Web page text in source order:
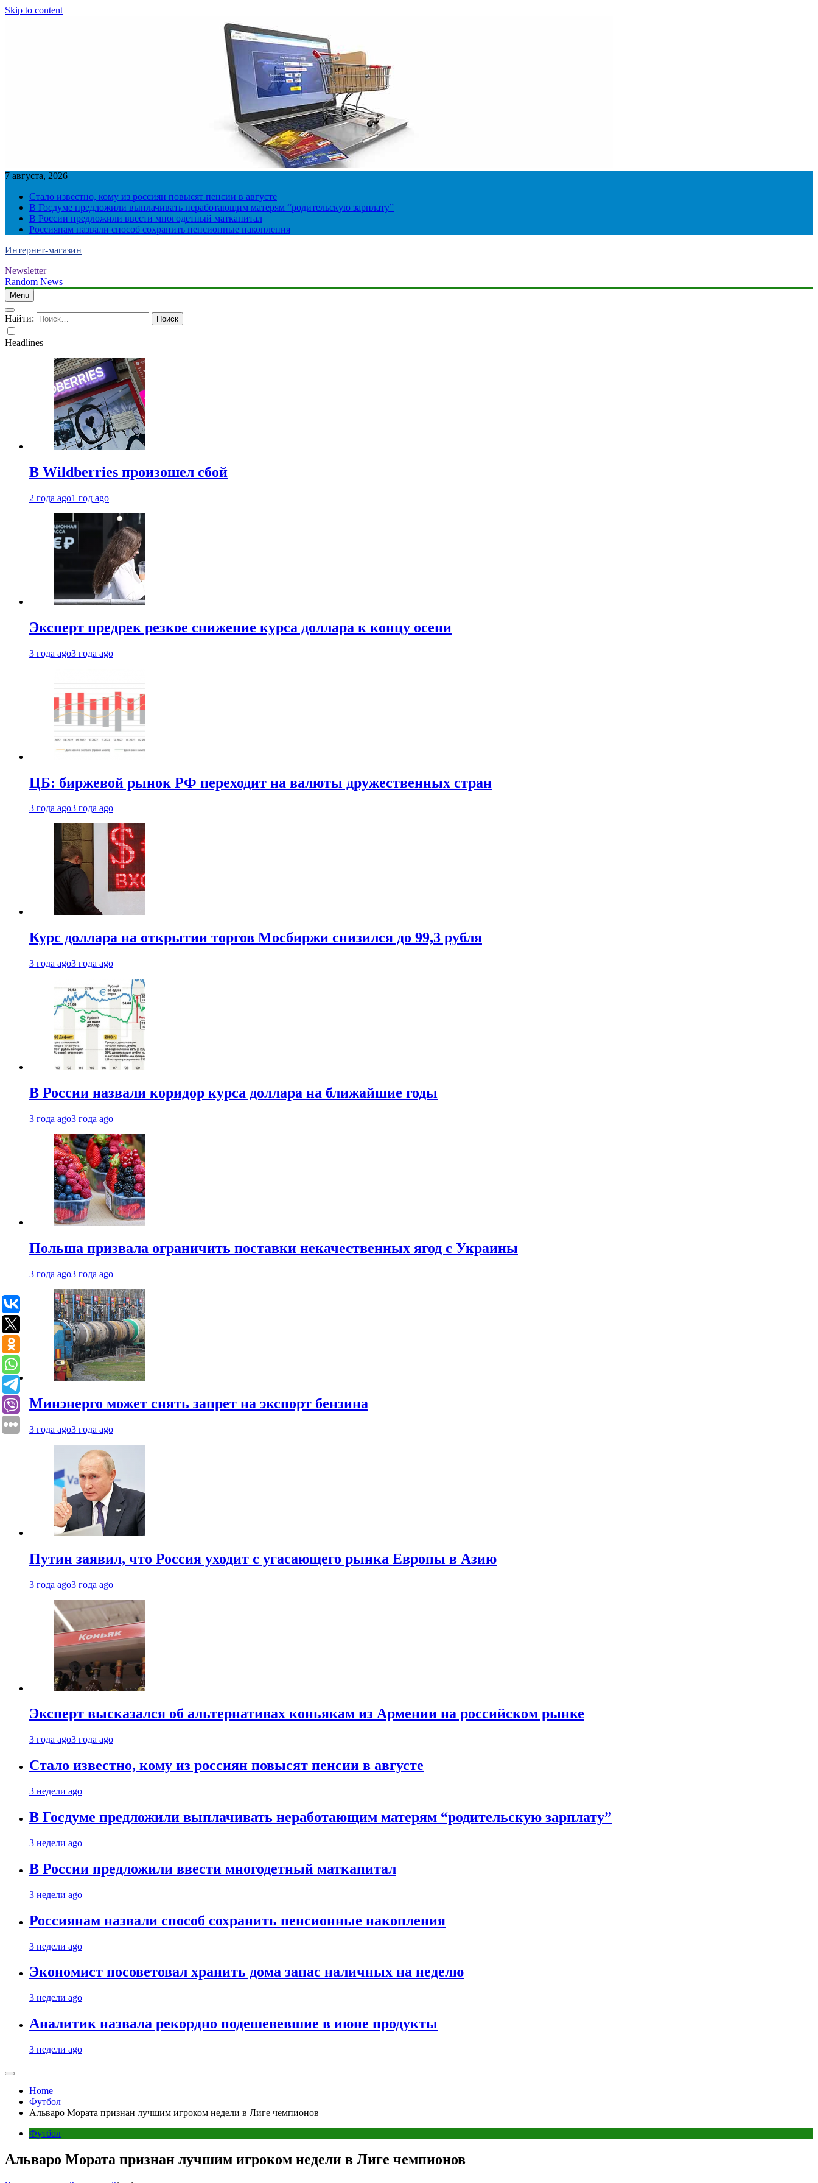
Skip to content
7 августа, 2026
Стало известно, кому из россиян повысят пенсии в августе
В Госдуме предложили выплачивать неработающим матерям “родительскую зарплату”
В России предложили ввести многодетный маткапитал
Россиянам назвали способ сохранить пенсионные накопления
Интернет-магазин
Newsletter
Random News
Menu
Найти:
Headlines
В Wildberries произошел сбой
2 года ago1 год ago
Эксперт предрек резкое снижение курса доллара к концу осени
3 года ago3 года ago
ЦБ: биржевой рынок РФ переходит на валюты дружественных стран
3 года ago3 года ago
Курс доллара на открытии торгов Мосбиржи снизился до 99,3 рубля
3 года ago3 года ago
В России назвали коридор курса доллара на ближайшие годы
3 года ago3 года ago
Польша призвала ограничить поставки некачественных ягод с Украины
3 года ago3 года ago
Минэнерго может снять запрет на экспорт бензина
3 года ago3 года ago
Путин заявил, что Россия уходит с угасающего рынка Европы в Азию
3 года ago3 года ago
Эксперт высказался об альтернативах коньякам из Армении на российском рынке
3 года ago3 года ago
Стало известно, кому из россиян повысят пенсии в августе
3 недели ago
В Госдуме предложили выплачивать неработающим матерям “родительскую зарплату”
3 недели ago
В России предложили ввести многодетный маткапитал
3 недели ago
Россиянам назвали способ сохранить пенсионные накопления
3 недели ago
Экономист посоветовал хранить дома запас наличных на неделю
3 недели ago
Аналитик назвала рекордно подешевевшие в июне продукты
3 недели ago
Home
Футбол
Альваро Мората признан лучшим игроком недели в Лиге чемпионов
Футбол
Альваро Мората признан лучшим игроком недели в Лиге чемпионов